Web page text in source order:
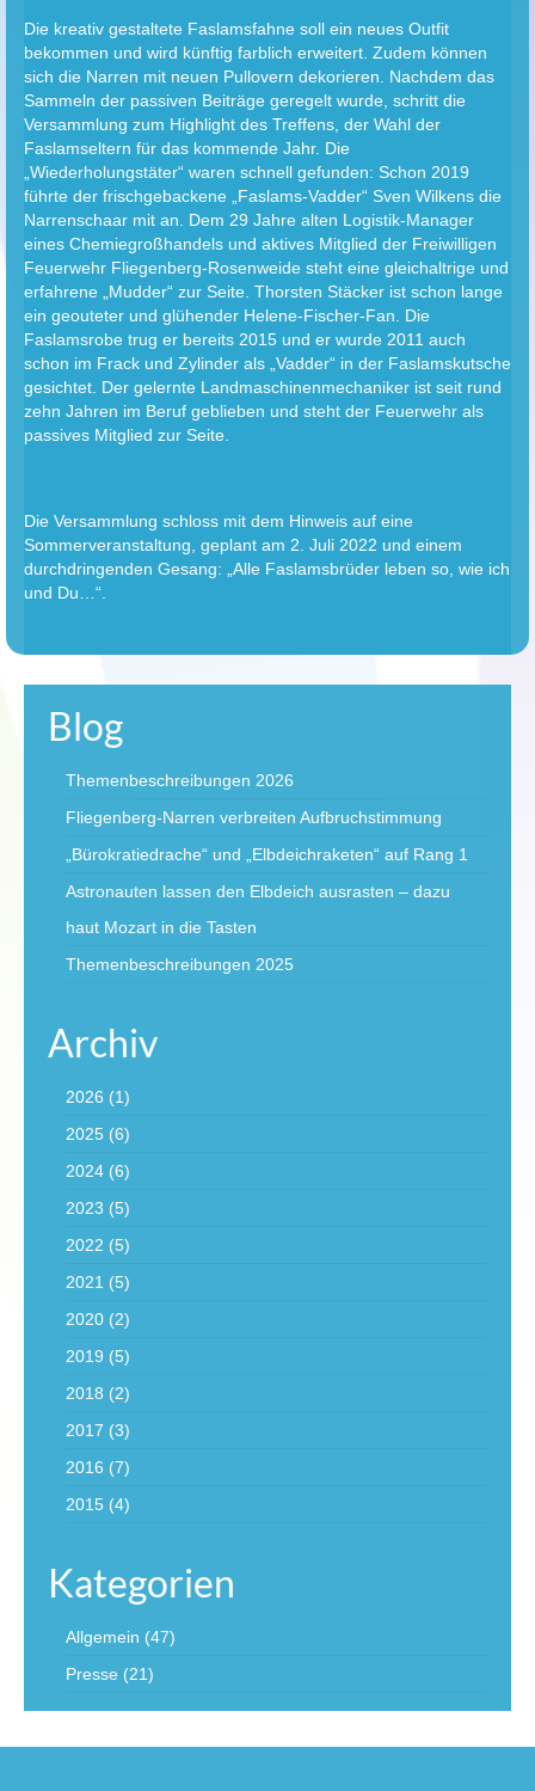
Die kreativ gestaltete Faslamsfahne soll ein neues Outfit
bekommen und wird künftig farblich erweitert. Zudem können
sich die Narren mit neuen Pullovern dekorieren. Nachdem das
Sammeln der passiven Beiträge geregelt wurde, schritt die
Versammlung zum Highlight des Treffens, der Wahl der
Faslamseltern für das kommende Jahr. Die
„Wiederholungstäter“ waren schnell gefunden: Schon 2019
führte der frischgebackene „Faslams-Vadder“ Sven Wilkens die
Narrenschaar mit an. Dem 29 Jahre alten Logistik-Manager
eines Chemiegroßhandels und aktives Mitglied der Freiwilligen
Feuerwehr Fliegenberg-Rosenweide steht eine gleichaltrige und
erfahrene „Mudder“ zur Seite. Thorsten Stäcker ist schon lange
ein geouteter und glühender Helene-Fischer-Fan. Die
Faslamsrobe trug er bereits 2015 und er wurde 2011 auch
schon im Frack und Zylinder als „Vadder“ in der Faslamskutsche
gesichtet. Der gelernte Landmaschinenmechaniker ist seit rund
zehn Jahren im Beruf geblieben und steht der Feuerwehr als
passives Mitglied zur Seite.
Die Versammlung schloss mit dem Hinweis auf eine
Sommerveranstaltung, geplant am 2. Juli 2022 und einem
durchdringenden Gesang: „Alle Faslamsbrüder leben so, wie ich
und Du…“.
Blog
Themenbeschreibungen 2026
Fliegenberg-Narren verbreiten Aufbruchstimmung
„Bürokratiedrache“ und „Elbdeichraketen“ auf Rang 1
Astronauten lassen den Elbdeich ausrasten – dazu
haut Mozart in die Tasten
Themenbeschreibungen 2025
Archiv
2026 (1)
2025 (6)
2024 (6)
2023 (5)
2022 (5)
2021 (5)
2020 (2)
2019 (5)
2018 (2)
2017 (3)
2016 (7)
2015 (4)
Kategorien
Allgemein (47)
Presse (21)